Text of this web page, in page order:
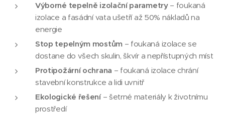
Výborné tepelně izolační parametry– foukaná
izolace a fasádní vata ušetří až 50% nákladů na
energie
Stop tepelným mostům– foukaná izolace se
dostane do všech skulin, škvír a nepřístupných míst
Protipožární ochrana – foukaná izolace chrání
stavební konstrukce a lidi uvnitř
Ekologické řešení– šetrné materiály k životnímu
prostředí